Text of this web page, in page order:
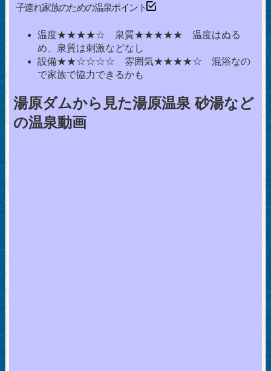
子連れ家族のための温泉ポイント
温度★★★★☆ 泉質★★★★★ 温度はぬる
め、泉質は刺激などなし
設備★★☆☆☆☆ 雰囲気★★★★☆ 混浴なの
で家族で協力できるかも
湯原ダムから見た湯原温泉 砂湯など
の温泉動画